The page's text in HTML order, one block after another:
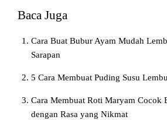
Baca Juga
Cara Buat Bubur Ayam Mudah
Sarapan
5 Cara Membuat Puding Susu
Cara Membuat Roti Maryam Cocok
dengan Rasa yang Nikmat